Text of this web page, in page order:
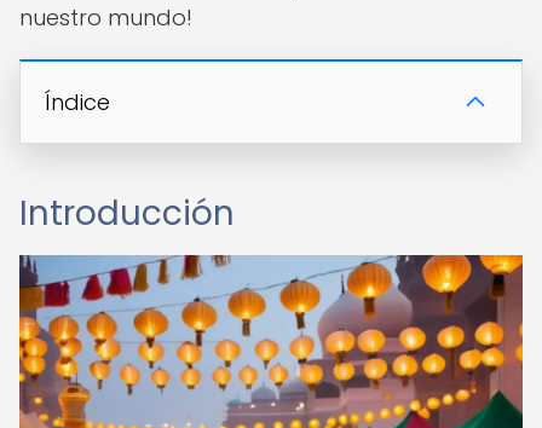
nuestro mundo!
Índice
Introducción